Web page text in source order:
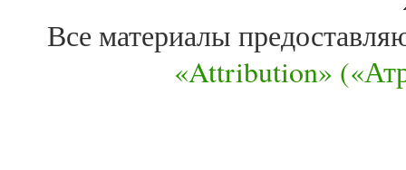
Все материалы
«Attribution»